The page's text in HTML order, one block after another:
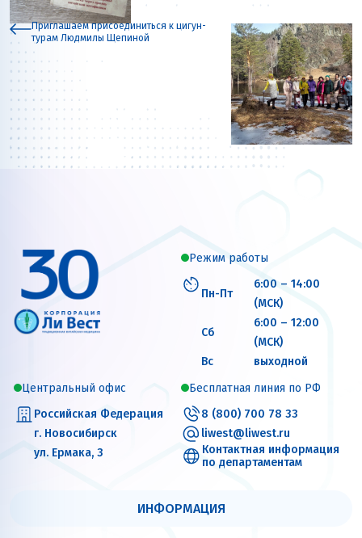
Приглашаем присоединиться к цигун-
турам Людмилы Щепиной
Режим работы
Пн-Пт
6:00 – 14:00
(МСК)
Сб
6:00 – 12:00
(МСК)
Вс
выходной
Центральный офис
Российская Федерация
г. Новосибирск
ул. Ермака, 3
Бесплатная линия по РФ
8 (800) 700 78 33
liwest@liwest.ru
Контактная информация
по департаментам
ИНФОРМАЦИЯ